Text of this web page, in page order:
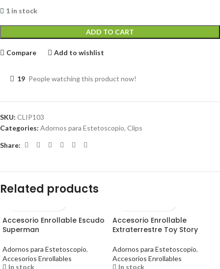
1 in stock
ADD TO CART
Compare Add to wishlist
19 People watching this product now!
SKU: CLIP103
Categories: Adornos para Estetoscopio, Clips
Share:
Related products
Accesorio Enrollable Escudo
Superman
Adornos para Estetoscopio,
Accesorios Enrollables
In stock
Accesorio Enrollable
Extraterrestre Toy Story
Adornos para Estetoscopio,
Accesorios Enrollables
In stock